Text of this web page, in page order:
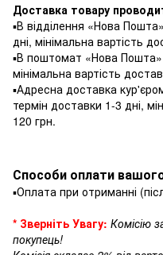
Доставка товару
▪️В відділення «Нова
дні, мінімальна вартість
▪️В поштомат «Нова Пошта»
мінімальна вартість
▪️Адресна доставка
термін доставки 1-3 дні,
120 грн.
Способи оплати
▪️Оплата при отриманні
* Зверніть Увагу: Комісію
покупець!